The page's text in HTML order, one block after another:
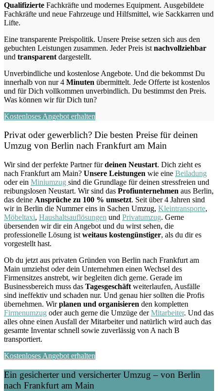
Qualifizierte Fachkräfte und modernes Equipment. Ausgebildete
Fachkräfte und neue Fahrzeuge und Hilfsmittel, wie Sackkarren und
Lifte.
Eine transparente Preispolitik. Unsere Preise setzen sich aus den
gebuchten Leistungen zusammen. Jeder Preis ist nachvollziehbar
und transparent dargestellt.
Unverbindliche und kostenlose Angebote. Und die bekommst Du
innerhalb von nur 4 Minuten übermittelt. Jede Offerte ist kostenlos
und für Dich vollkommen unverbindlich. Du bestimmst den Preis.
Was können wir für Dich tun?
Kostenloses Angebot erhalten
Privat oder gewerblich? Die besten Preise für deinen
Umzug von Berlin nach Frankfurt am Main
Wir sind der perfekte Partner fürdeinen Neustart. Dich zieht es
nach Frankfurt am Main? Unsere Leistungen wie eine Beiladung
oder ein Miniumzug sind die Grundlage für deinen stressfreien und
reibungslosen Neustart. Wir sind das Profiunternehmen aus Berlin,
das deine Ansprüche zu 100 % umsetzt. Seit über 4 Jahren sind
wir in Berlin die Nummer eins in Sachen Umzug, Kleintransporte,
Möbeltaxi, Haushaltsauflösungen und Privatumzug. Gerne
übersenden wir dir ein Angebot und du wirst sehen, die
professionelle Lösung ist weitaus kostengünstiger, als du dir es
vorgestellt hast.
Ob du jetzt aus privaten Gründen von Berlin nach Frankfurt am
Main umziehst oder dein Unternehmen einen Wechsel des
Firmensitzes anstrebt, wir begleiten dich gerne. Gerade im
Businessbereich muss das Tagesgeschäft weiterlaufen, Ausfälle
sind ineffektiv und schaden nur. Und genau hier sollten die Profis
übernehmen. Wirplanen und organisieren den kompletten
Firmenumzug oder auch gerne die Umzüge derMitarbeiter. Und das
alles ohne einen Ausfall der Mitarbeiter und natürlich wird auch das
gesamte Inventar schnell sowie zuverlässig von A nach B
transportiert.
Kostenloses Angebot erhalten
Ein gesicherter und versicherter Umzug – von Berlin
nach Frankfurt am Main